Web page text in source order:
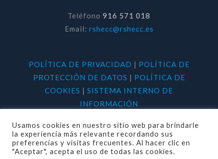
Teléfono 916 571 018
Email: rshecc@rshecc.es
POLÍTICA DE PRIVACIDAD | POLÍTICA DE
PROTECCIÓN DE DATOS | POLÍTICA DE
COOKIES | SISTEMA INTERNO DE
INFORMACIÓN
Usamos cookies en nuestro sitio web para brindarle
la experiencia más relevante recordando sus
preferencias y visitas frecuentes. Al hacer clic en
"Aceptar", acepta el uso de todas las cookies.